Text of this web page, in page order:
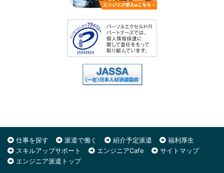
仕事を探す 派遣で働く 紹介予定派遣
福利厚生
スキルアップサポート
エンジニアCafe
サイトマップ
エンジニア派遣トップ